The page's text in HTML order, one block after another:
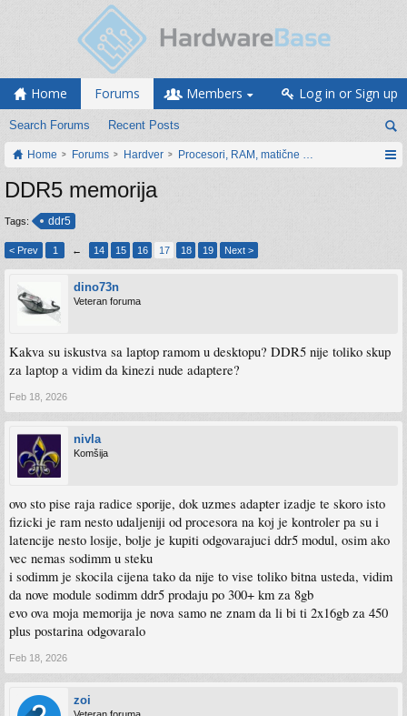
Home Forums
Search Forums Recent Posts
Members Log in or Sign up
Home Forums Hardver Procesori, RAM, matične ploče i grafičke
DDR5 memorija
Tags: ddr5
< Prev 1 ← 14 15 16 17 18 19 Next >
dino73n
Veteran foruma
Kakva su iskustva sa laptop ramom u desktopu? DDR5 nije toliko skup
za laptop a vidim da kinezi nude adaptere?
Feb 18, 2026
nivla
Komšija
ovo sto pise raja radice sporije, dok uzmes adapter izadje te skoro isto
fizicki je ram nesto udaljeniji od procesora na koj je kontroler pa su i
latencije nesto losije, bolje je kupiti odgovarajuci ddr5 modul, osim ako
vec nemas sodimm u steku
i sodimm je skocila cijena tako da nije to vise toliko bitna usteda, vidim
da nove module sodimm ddr5 prodaju po 300+ km za 8gb
evo ova moja memorija je nova samo ne znam da li bi ti 2x16gb za 450
plus postarina odgovaralo
Feb 18, 2026
zoi